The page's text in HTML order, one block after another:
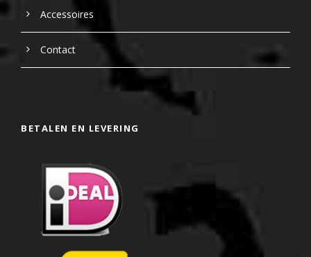
Accessoires
Contact
BETALEN EN LEVERING